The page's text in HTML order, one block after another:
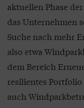
aktuellen Phase
das Unternehmen
Suche nach mehr
also etwa
dem Bereich
resilientes Portfolio
auch